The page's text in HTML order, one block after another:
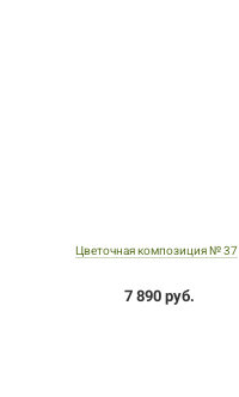
Цветочная композиция № 37
7 890 руб.